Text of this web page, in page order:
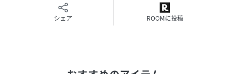
あります。また、パソコン・スマートフォンなどの環境によ
り、若干製品と画像のカラーが異なる場合もございます。
シェア ROOMに投稿